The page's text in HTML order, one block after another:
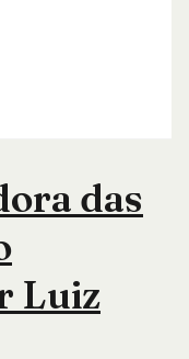
das
Luiz